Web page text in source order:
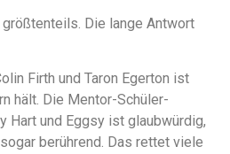
Die lange Antwort
Firth und Taron Egerton ist
hält. Die Mentor-Schüler-
Hart und Eggsy ist glaubwürdig,
berührend. Das rettet viele